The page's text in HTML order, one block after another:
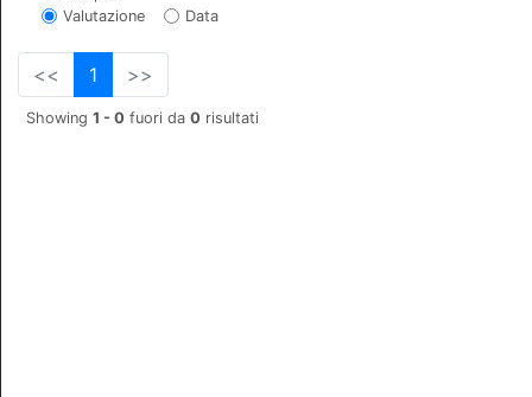
Valutazione
Data
<< 1 >>
Showing 1 - 0 fuori da 0 risultati